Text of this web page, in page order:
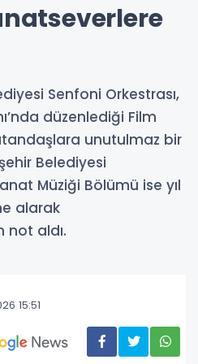
Senfoni Orkestrası,
düzenlediği Film
unutulmaz bir
Belediyesi
Müziği Bölümü ise yıl
alarak
not aldı.
15:51